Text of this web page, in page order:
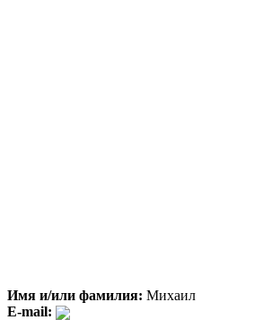
Имя и/или фамилия: Михаил
E-mail: